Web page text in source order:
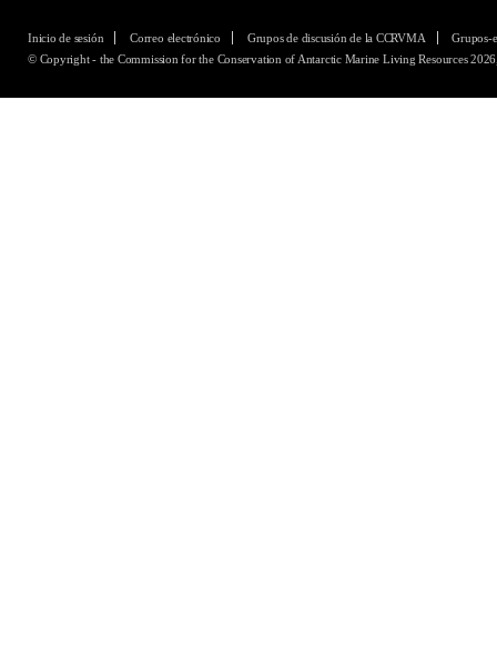
Inicio de sesión Correo electrónico Grupos de discusión de la CCRVMA
Grupos-
© Copyright - the Commission for the Conservation of Antarctic Marine Living Resources